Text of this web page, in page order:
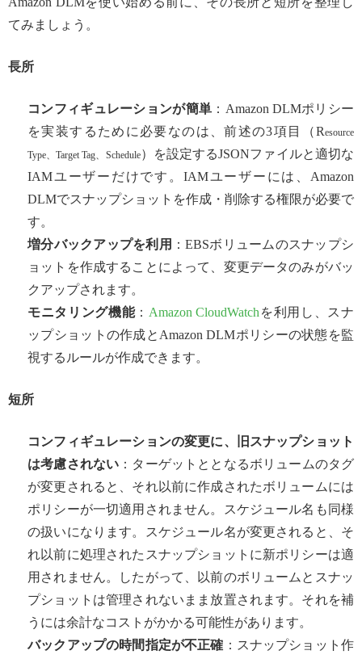
てみましょう。
長所
コンフィギュレーションが簡単 ：Amazon DLMポリシー
を実装するために必要なのは、前述の3項目（Resource
Type、Target Tag、Schedule）を設定するJSONファイルと適切な
IAMユーザーだけです。IAMユーザーには、Amazon
DLMでスナップショットを作成・削除する権限が必要で
す。
増分バックアップを利用 ：EBSボリュームのスナップシ
ョットを作成することによって、変更データのみがバッ
クアップされます。
モニタリング機能： Amazon CloudWatch を利用し、スナ
ップショットの作成とAmazon DLMポリシーの状態を監
視するルールが作成できます。
短所
コンフィギュレーションの変更に、旧スナップショット
は考慮されない ：ターゲットととなるボリュームのタグ
が変更されると、それ以前に作成されたボリュームには
ポリシーが一切適用されません。スケジュール名も同様
の扱いになります。スケジュール名が変更されると、そ
れ以前に処理されたスナップショットに新ポリシーは適
用されません。したがって、以前のボリュームとスナッ
プショットは管理されないまま放置されます。それを補
うには余計なコストがかかる可能性があります。
バックアップの時間指定が不正確 ：スナップショット作